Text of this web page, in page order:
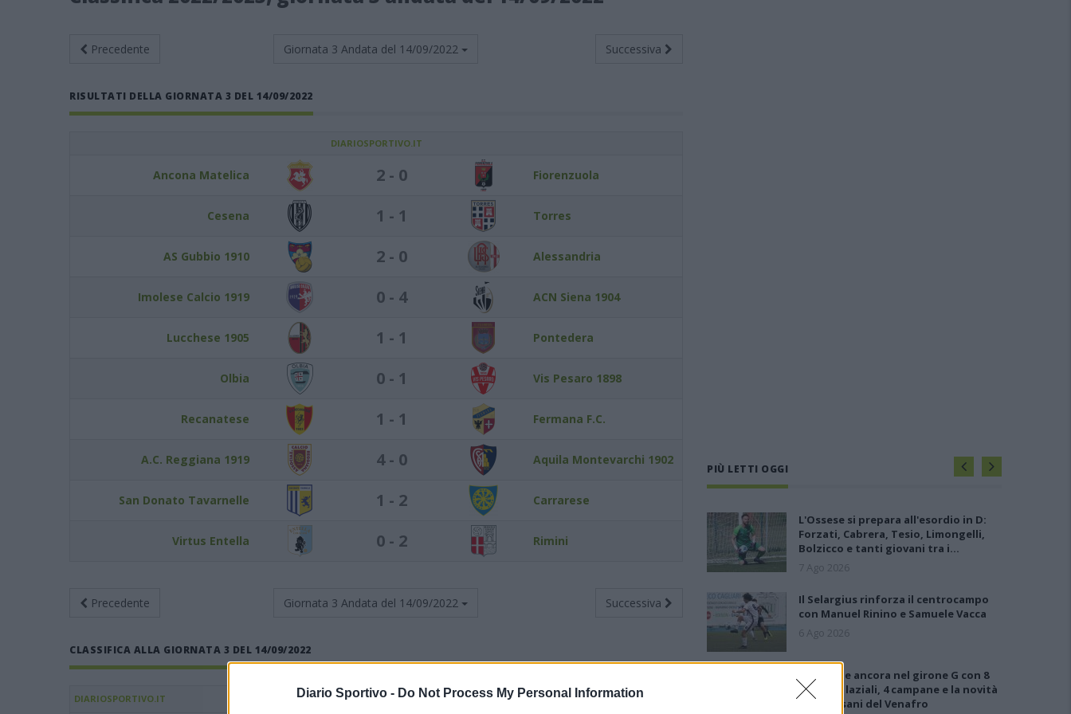
Diario Sportivo - Do Not Process My Personal Information
Precedente Giornata 3 Andata del 14/09/2022 Successiva
RISULTATI DELLA GIORNATA 3 DEL 14/09/2022
DIARIOSPORTIVO.IT
Ancona Matelica 2 - 0 Fiorenzuola
Cesena 1 - 1 Torres
AS Gubbio 1910 2 - 0 Alessandria
Imolese Calcio 1919 0 - 4 ACN Siena 1904
Lucchese 1905 1 - 1 Pontedera
Olbia 0 - 1 Vis Pesaro 1898
Recanatese 1 - 1 Fermana F.C.
A.C. Reggiana 1919 4 - 0 Aquila Montevarchi 1902
San Donato Tavarnelle 1 - 2 Carrarese
Virtus Entella 0 - 2 Rimini
Precedente Giornata 3 Andata del 14/09/2022 Successiva
CLASSIFICA ALLA GIORNATA 3 DEL 14/09/2022
DIARIOSPORTIVO.IT Totali Casa
Trasferta
PIÙ LETTI OGGI
L'Ossese si prepara all'esordio in D:
Forzati, Cabrera, Tesio, Limongelli,
Bolzicco e tanti giovani tra i…
7 Ago 2026
Il Selargius rinforza il centrocampo
con Manuel Rinino e Samuele Vacca
6 Ago 2026
Le 5 sarde ancora nel girone G con 8
squadre laziali, 4 campane e la novità
dei molisani del Venafro